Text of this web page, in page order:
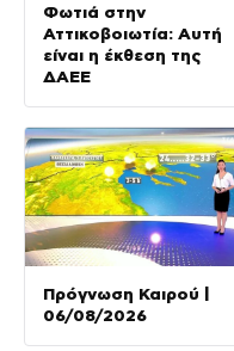
Φωτιά στην
Αττικοβοιωτία: Αυτή
είναι η έκθεση της
ΔΑΕΕ
Πρόγνωση Καιρού |
06/08/2026